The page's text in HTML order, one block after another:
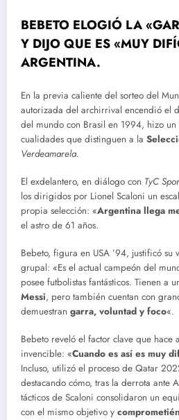
BEBETO ELOGIÓ LA
Y DIJO QUE ES «MUY
ARGENTINA.
En la previa caliente del sorteo del
autorizada del archirrival encendió el
del mundo con Brasil en 1994, hizo
cualidades que distinguen a la
Verdeamarela.
El exdelantero, en diálogo con TyC
los dirigidos por Lionel Scaloni un
propia selección: «Argentina llega
el astro de 61 años.
Bebeto, figura en USA ’94, justificó su
grupal: «Es el actual campeón del
posee futbolistas fantásticos. Tienen a
Messi, pero también cuentan con
demuestran garra, voluntad y foco«.
Bebeto reveló el factor clave que hace
invencible: «Cuando es así es muy
Incluso, utilizó el proceso de Qatar
destacando cómo, tras la derrota ante
tácticos de Scaloni consolidaron un
con el mismo objetivo y